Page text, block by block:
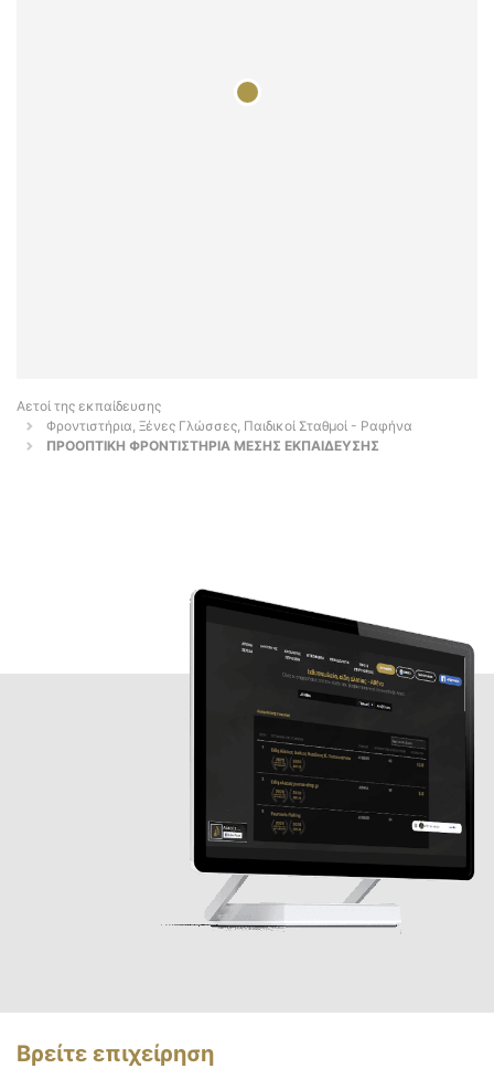
Αετοί της εκπαίδευσης
Φροντιστήρια, Ξένες Γλώσσες, Παιδικοί Σταθμοί - Ραφήνα
ΠΡΟΟΠΤΙΚΗ ΦΡΟΝΤΙΣΤΗΡΙΑ ΜΕΣΗΣ ΕΚΠΑΙΔΕΥΣΗΣ
Βρείτε επιχείρηση